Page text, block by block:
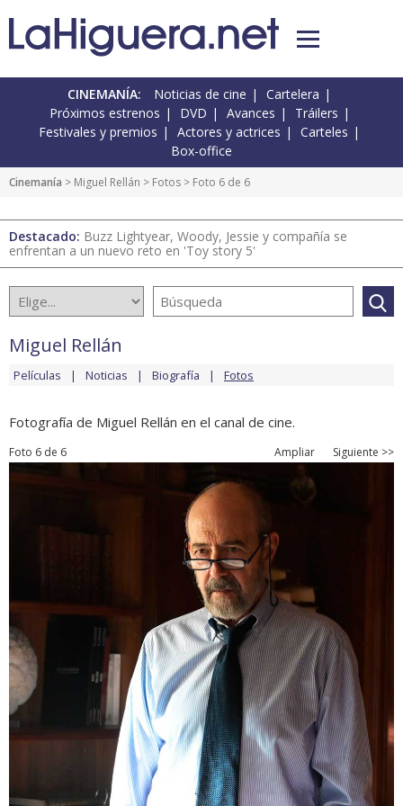
CINEMANÍA: Noticias de cine
Cartelera
Próximos estrenos
DVD Avances
Tráilers
Festivales y premios
Actores y actrices
Carteles
Box-office
Cinemanía > Miguel Rellán > Fotos > Foto 6 de 6
Destacado: Buzz Lightyear, Woody, Jessie y compañía se
enfrentan a un nuevo reto en 'Toy story 5'
Miguel Rellán
Películas Noticias Biografía Fotos
Fotografía de Miguel Rellán en el canal de cine.
Foto 6 de 6 Ampliar Siguiente >>